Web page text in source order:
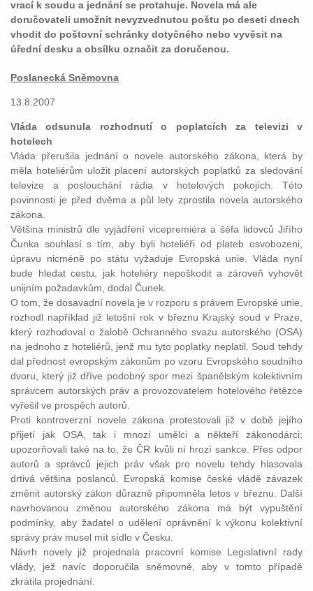
vrací k soudu a jednání se protahuje. Novela má ale
doručovateli umožnit nevyzvednutou poštu po deseti dnech
vhodit do poštovní schránky dotyčného nebo vyvěsit na
úřední desku a obsílku označit za doručenou.
Poslanecká Sněmovna
13.8.2007
Vláda odsunula rozhodnutí o poplatcích za televizi v
hotelech
Vláda přerušila jednání o novele autorského zákona, která by
měla hoteliérům uložit placení autorských poplatků za sledování
televize a poslouchání rádia v hotelových pokojích. Této
povinnosti je před dvěma a půl lety zprostila novela autorského
zákona.
Většina ministrů dle vyjádření vicepremiéra a šéfa lidovců Jiřího
Čunka souhlasí s tím, aby byli hoteliéři od plateb osvobozeni,
úpravu nicméně po státu vyžaduje Evropská unie. Vláda nyní
bude hledat cestu, jak hoteliéry nepoškodit a zároveň vyhovět
unijním požadavkům, dodal Čunek.
O tom, že dosavadní novela je v rozporu s právem Evropské unie,
rozhodl například již letošní rok v březnu Krajský soud v Praze,
který rozhodoval o žalobě Ochranného svazu autorského (OSA)
na jednoho z hoteliérů, jenž mu tyto poplatky neplatil. Soud tehdy
dal přednost evropským zákonům po vzoru Evropského soudního
dvoru, který již dříve podobný spor mezi španělským kolektivním
správcem autorských práv a provozovatelem hotelového řetězce
vyřešil ve prospěch autorů.
Proti kontroverzní novele zákona protestovali již v době jejího
přijetí jak OSA, tak i mnozí umělci a někteří zákonodárci;
upozorňovali také na to, že ČR kvůli ní hrozí sankce. Přes odpor
autorů a správců jejich práv však pro novelu tehdy hlasovala
drtivá většina poslanců. Evropská komise české vládě závazek
změnit autorský zákon důrazně připomněla letos v březnu. Další
navrhovanou změnou autorského zákona má být vypuštění
podmínky, aby žadatel o udělení oprávnění k výkonu kolektivní
správy práv musel mít sídlo v Česku.
Návrh novely již projednala pracovní komise Legislativní rady
vlády, jež navíc doporučila sněmovně, aby v tomto případě
zkrátila projednání.